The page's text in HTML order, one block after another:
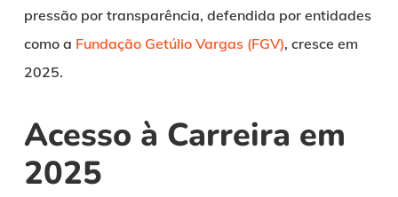
pressão por transparência, defendida por entidades
como a Fundação Getúlio Vargas (FGV), cresce em
2025.
Acesso à Carreira em
2025